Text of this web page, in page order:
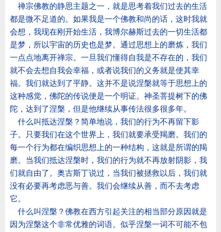
禅宗佛教的静思主题之一，就是思考着我们过去的生活
都是微不足道的。如果我是一个佛教和尚的话，这时我就
会想，我现在刚开始生活，我博尔赫斯过去的一切生活都
是梦，所以宇宙的历史也是梦。通过思想上的磨炼，我们
一点点地离开禅宗。一旦我们懂得自我是不存在的，我们
就不会去想自我会幸福，或者说我们的义务就是使其幸
福。我们就达到了平静。这并不是说涅槃就等于思想上的
这种感觉，佛陀的传说便是一个明证。神圣菩提树下的佛
陀，达到了涅槃，但是他继续从事传法很多很多年。
什么叫抵达涅槃？简单地说，我们的行为不再留下影
子。只要我们在这个世界上，我们就要承受羯磨。我们的
每一个行为都在编织思想上的一种结构，这就是所谓的羯
磨。当我们抵达涅槃时，我们的行为就不再放射阴影，我
们就自由了。奥古斯丁说过，当我们被拯救以后，我们就
没有必要再考虑恶与善。我们会继续从善，而不去考虑
它。
什么叫涅槃？佛教在西方引起关注的相当部分原因就是
因为涅槃这个非常优雅的词语。似乎涅槃一词不可能不包